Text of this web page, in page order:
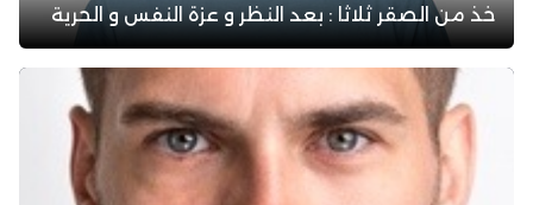
خذ من الصقر ثلاثا : بعد النظر و عزة النفس و الحرية